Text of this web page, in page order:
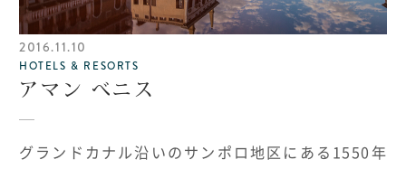
2016.11.10
HOTELS & RESORTS
アマン べニス
グランドカナル沿いのサンポロ地区にある1550年